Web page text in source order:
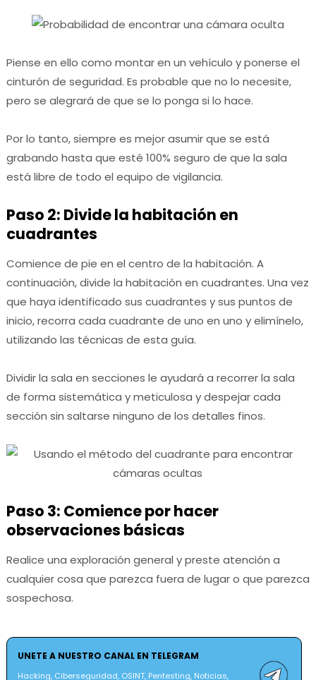
Piense en ello como montar en un vehículo y ponerse el
cinturón de seguridad. Es probable que no lo necesite,
pero se alegrará de que se lo ponga si lo hace.
Por lo tanto, siempre es mejor asumir que se está
grabando hasta que esté 100% seguro de que la sala
está libre de todo el equipo de vigilancia.
Paso 2: Divide la habitación en
cuadrantes
Comience de pie en el centro de la habitación. A
continuación, divide la habitación en cuadrantes. Una vez
que haya identificado sus cuadrantes y sus puntos de
inicio, recorra cada cuadrante de uno en uno y elimínelo,
utilizando las técnicas de esta guía.
Dividir la sala en secciones le ayudará a recorrer la sala
de forma sistemática y meticulosa y despejar cada
sección sin saltarse ninguno de los detalles finos.
Paso 3: Comience por hacer
observaciones básicas
Realice una exploración general y preste atención a
cualquier cosa que parezca fuera de lugar o que parezca
sospechosa.
UNETE A NUESTRO CANAL EN TELEGRAM
Hacking, Ciberseguridad, OSINT, Pentesting, Noticias,